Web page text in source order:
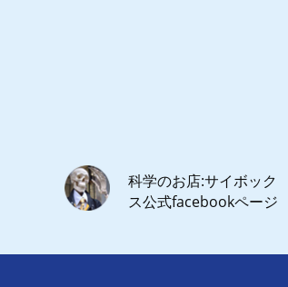
科学のお店:サイボック
ス公式facebookページ